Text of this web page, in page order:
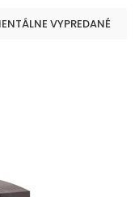
VYPREDANÉ